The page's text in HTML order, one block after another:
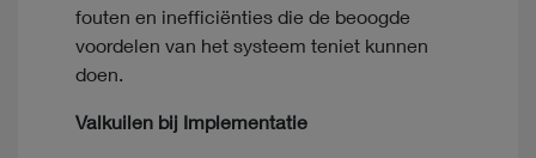
fouten en inefficiënties die de beoogde
voordelen van het systeem teniet kunnen
doen.
Valkuilen bij Implementatie